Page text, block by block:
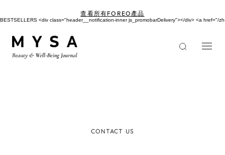
主
查看所有FOREO產品
BESTSELLERS <div class="header__notification-inner js_promobarDelivery"></div> <a href="/
CONTACT US